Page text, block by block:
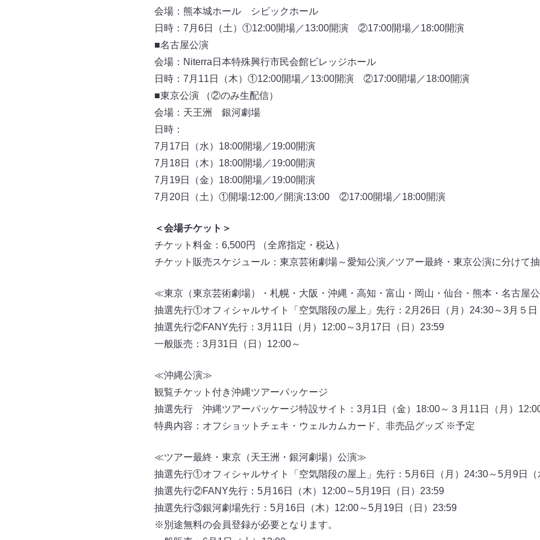
会場：熊本城ホール シビックホール
日時：7月6日（土）①12:00開場／13:00開演 ②17:00開場／18:00開演
■名古屋公演
会場：Niterra日本特殊興行市民会館ビレッジホール
日時：7月11日（木）①12:00開場／13:00開演 ②17:00開場／18:00開演
■東京公演 （②のみ生配信）
会場：天王洲 銀河劇場
日時：
7月17日（水）18:00開場／19:00開演
7月18日（木）18:00開場／19:00開演
7月19日（金）18:00開場／19:00開演
7月20日（土）①開場:12:00／開演:13:00 ②17:00開場／18:00開演
＜会場チケット＞
チケット料金：6,500円 （全席指定・税込）
チケット販売スケジュール：東京芸術劇場～愛知公演／ツアー最終・東京公演に分けて
≪東京（東京芸術劇場）・札幌・大阪・沖縄・高知・富山・岡山・仙台・熊本・名古屋
抽選先行①オフィシャルサイト「空気階段の屋上」先行：2月26日（月）24:30～3
抽選先行②FANY先行：3月11日（月）12:00～3月17日（日）23:59
一般販売：3月31日（日）12:00～
≪沖縄公演≫
観覧チケット付き沖縄ツアーパッケージ
抽選先行 沖縄ツアーパッケージ特設サイト：3月1日（金）18:00～３月11日（月）
特典内容：オフショットチェキ・ウェルカムカード、非売品グッズ ※予定
≪ツアー最終・東京（天王洲・銀河劇場）公演≫
抽選先行①オフィシャルサイト「空気階段の屋上」先行：5月6日（月）24:30～5月
抽選先行②FANY先行：5月16日（木）12:00～5月19日（日）23:59
抽選先行③銀河劇場先行：5月16日（木）12:00～5月19日（日）23:59
※別途無料の会員登録が必要となります。